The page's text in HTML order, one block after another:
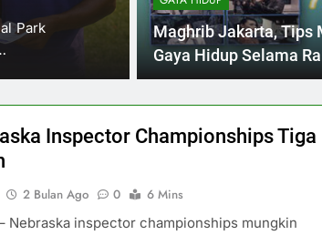
Park
thevalleyrattler.com –
membuktikan diri
Maghrib Jakarta, Tips
Gaya Hidup Selama
Inspector Championships Tiga
2 Bulan Ago 0
6 Mins
Nebraska inspector championships mungkin